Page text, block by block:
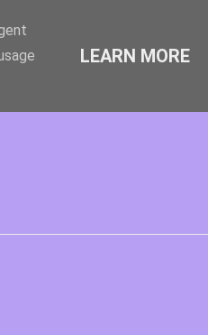
LEARN MORE